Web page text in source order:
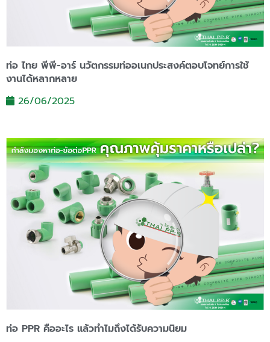
ท่อ ไทย พีพี-อาร์ นวัตกรรมท่ออเนกประสงค์ตอบโจทย์การใช้
งานได้หลากหลาย
26/06/2025
ท่อ PPR คืออะไร แล้วทำไมถึงได้รับความนิยม